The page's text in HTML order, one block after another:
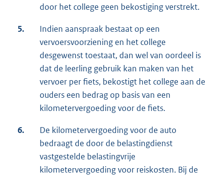
door het college geen bekostiging verstrekt.
5.
Indien aanspraak bestaat op een
vervoersvoorziening en het college
desgewenst toestaat, dan wel van oordeel is
dat de leerling gebruik kan maken van het
vervoer per fiets, bekostigt het college aan de
ouders een bedrag op basis van een
kilometervergoeding voor de fiets.
6.
De kilometervergoeding voor de auto
bedraagt de door de belastingdienst
vastgestelde belastingvrije
kilometervergoeding voor reiskosten. Bij de